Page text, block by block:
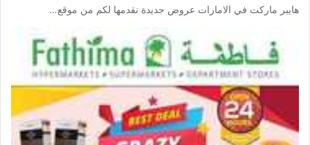
هايبر ماركت في الامارات عروض جديدة نقدمها لكم من موقع…